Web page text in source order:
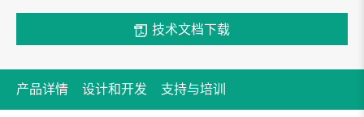
技术文档下载
产品详情 设计和开发 支持与培训